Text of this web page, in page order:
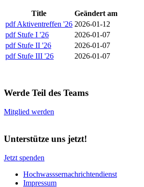
Title
Geändert am
pdf Aktiventreffen '26 2026-01-12
pdf Stufe I '26
2026-01-07
pdf Stufe II '26
2026-01-07
pdf Stufe III '26 2026-01-07
Werde Teil des Teams
Mitglied werden
Unterstütze uns jetzt!
Jetzt spenden
Hochwasssernachrichtendienst
Impressum